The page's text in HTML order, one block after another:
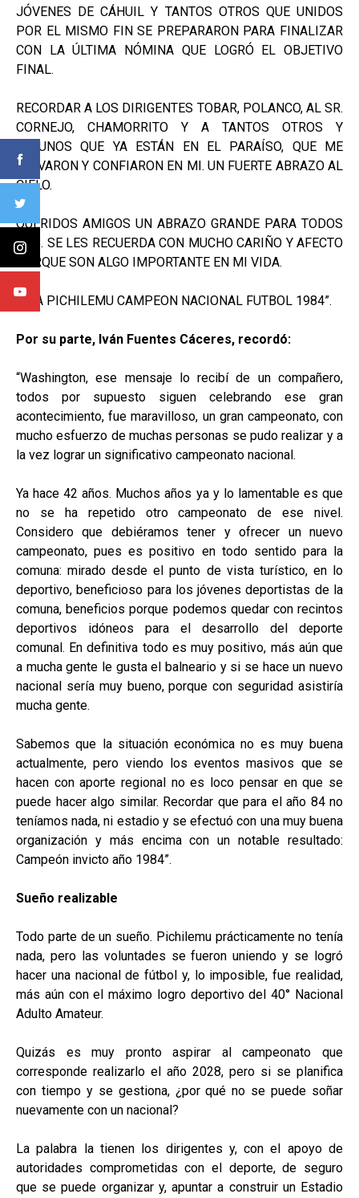
JÓVENES DE CÁHUIL Y TANTOS OTROS QUE UNIDOS
POR EL MISMO FIN SE PREPARARON PARA FINALIZAR
CON LA ÚLTIMA NÓMINA QUE LOGRÓ EL OBJETIVO
FINAL.
RECORDAR A LOS DIRIGENTES TOBAR, POLANCO, AL SR.
CORNEJO, CHAMORRITO Y A TANTOS OTROS Y
ALGUNOS QUE YA ESTÁN EN EL PARAÍSO, QUE ME
LLEVARON Y CONFIARON EN MI. UN FUERTE ABRAZO AL
CIELO.
QUERIDOS AMIGOS UN ABRAZO GRANDE PARA TODOS
UDS. SE LES RECUERDA CON MUCHO CARIÑO Y AFECTO
PORQUE SON ALGO IMPORTANTE EN MI VIDA.
VIVA PICHILEMU CAMPEON NACIONAL FUTBOL 1984”.
Por su parte, Iván Fuentes Cáceres, recordó:
“Washington, ese mensaje lo recibí de un compañero,
todos por supuesto siguen celebrando ese gran
acontecimiento, fue maravilloso, un gran campeonato, con
mucho esfuerzo de muchas personas se pudo realizar y a
la vez lograr un significativo campeonato nacional.
Ya hace 42 años. Muchos años ya y lo lamentable es que
no se ha repetido otro campeonato de ese nivel.
Considero que debiéramos tener y ofrecer un nuevo
campeonato, pues es positivo en todo sentido para la
comuna: mirado desde el punto de vista turístico, en lo
deportivo, beneficioso para los jóvenes deportistas de la
comuna, beneficios porque podemos quedar con recintos
deportivos idóneos para el desarrollo del deporte
comunal. En definitiva todo es muy positivo, más aún que
a mucha gente le gusta el balneario y si se hace un nuevo
nacional sería muy bueno, porque con seguridad asistiría
mucha gente.
Sabemos que la situación económica no es muy buena
actualmente, pero viendo los eventos masivos que se
hacen con aporte regional no es loco pensar en que se
puede hacer algo similar. Recordar que para el año 84 no
teníamos nada, ni estadio y se efectuó con una muy buena
organización y más encima con un notable resultado:
Campeón invicto año 1984”.
Sueño realizable
Todo parte de un sueño. Pichilemu prácticamente no tenía
nada, pero las voluntades se fueron uniendo y se logró
hacer una nacional de fútbol y, lo imposible, fue realidad,
más aún con el máximo logro deportivo del 40° Nacional
Adulto Amateur.
Quizás es muy pronto aspirar al campeonato que
corresponde realizarlo el año 2028, pero si se planifica
con tiempo y se gestiona, ¿por qué no se puede soñar
nuevamente con un nacional?
La palabra la tienen los dirigentes y, con el apoyo de
autoridades comprometidas con el deporte, de seguro
que se puede organizar y, apuntar a construir un Estadio